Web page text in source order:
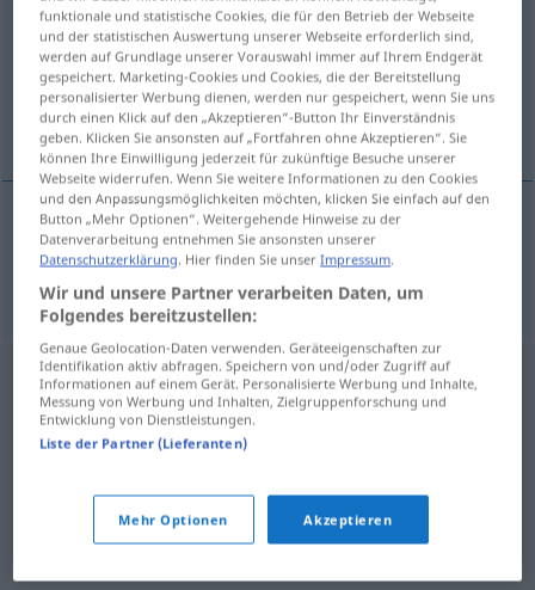
Übersicht aller Übersetzungen
(Für mehr Details die Übersetzung anklicken/antippen)
gas
gasn Gas
funktionale und statistische Cookies, die für den Betrieb der Webseite
und der statistischen Auswertung unserer Webseite erforderlich sind,
werden auf Grundlage unserer Vorauswahl immer auf Ihrem Endgerät
gespeichert. Marketing-Cookies und Cookies, die der Bereitstellung
personalisierter Werbung dienen, werden nur gespeichert, wenn Sie uns
durch einen Klick auf den „Akzeptieren“-Button Ihr Einverständnis
geben. Klicken Sie ansonsten auf „Fortfahren ohne Akzeptieren“. Sie
können Ihre Einwilligung jederzeit für zukünftige Besuche unserer
Webseite widerrufen. Wenn Sie weitere Informationen zu den Cookies
und den Anpassungsmöglichkeiten möchten, klicken Sie einfach auf den
Button „Mehr Optionen“. Weitergehende Hinweise zu der
Datenverarbeitung entnehmen Sie ansonsten unserer
Datenschutzerklärung . Hier finden Sie unserImpressum
Wir und unsere Partner verarbeiten Daten, um
Folgendes bereitzustellen:
Genaue Geolocation-Daten verwenden. Geräteeigenschaften zur
Identifikation aktiv abfragen. Speichern von und/oder Zugriff auf
Informationen auf einem Gerät. Personalisierte Werbung und Inhalte,
Messung von Werbung und Inhalten, Zielgruppenforschung und
Entwicklung von Dienstleistungen.
Liste der Partner (Lieferanten)
Mehr Optionen Akzeptieren